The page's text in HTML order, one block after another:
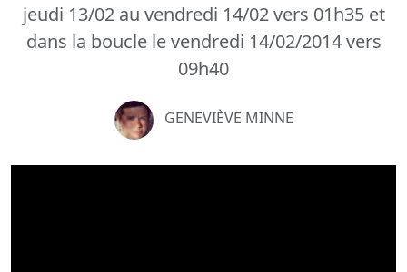
jeudi 13/02 au vendredi 14/02 vers 01h35 et
dans la boucle le vendredi 14/02/2014 vers
09h40
GENEVIÈVE MINNE